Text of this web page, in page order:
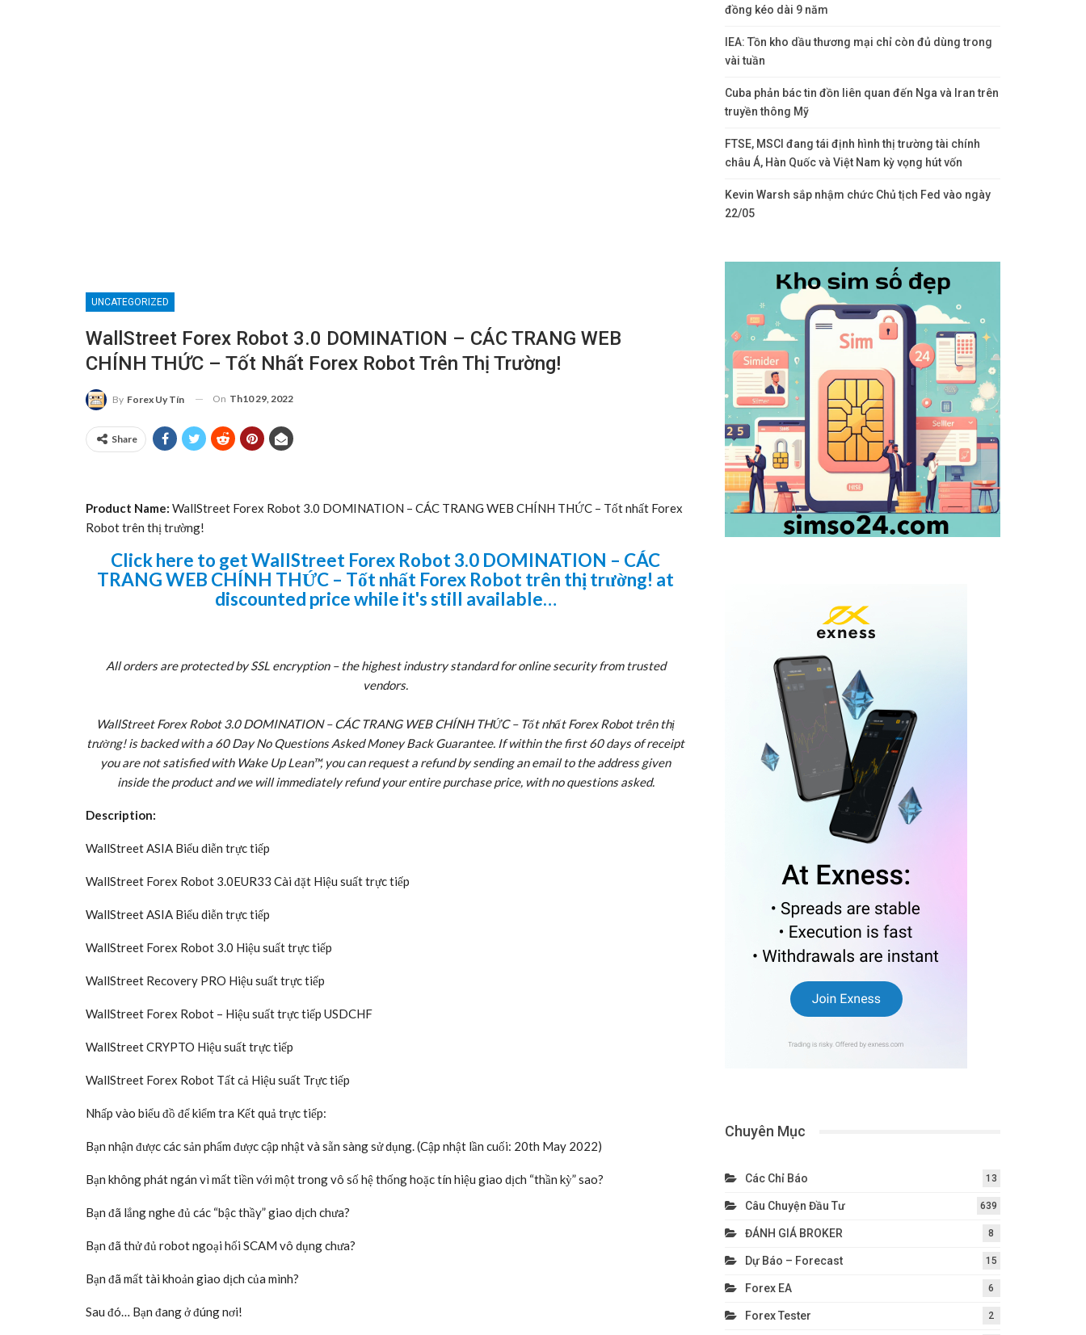
UNCATEGORIZED
WallStreet Forex Robot 3.0 DOMINATION – CÁC TRANG WEB
CHÍNH THỨC – Tốt Nhất Forex Robot Trên Thị Trường!
By Forex Uy Tín On Th10 29, 2022
Share
Product Name:
TRANG WEB CHÍNH THỨC – Tốt nhất Forex Robot trên thị trường! at
All orders are protected by SSL encryption – the highest industry standard for online security from trusted
WallStreet Forex Robot 3.0 DOMINATION – CÁC TRANG WEB CHÍNH THỨC – Tốt nhất Forex Robot trên thị
you are not satisfied with Wake Up Lean™, you can request a refund by sending an email to the address given
đồng kéo dài 9 năm
IEA: Tồn kho dầu thương mại chỉ còn đủ dùng trong
vài tuần
Cuba phản bác tin đồn liên quan đến Nga và Iran trên
truyền thông Mỹ
FTSE, MSCI đang tái định hình thị trường tài chính
châu Á, Hàn Quốc và Việt Nam kỳ vọng hút vốn
Kevin Warsh sắp nhậm chức Chủ tịch Fed vào ngày
22/05
Chuyên Mục
Các Chỉ Báo 13
Câu Chuyện Đầu Tư 639
ĐÁNH GIÁ BROKER 8
Dự Báo – Forecast 15
Forex EA 6
Forex Tester 2